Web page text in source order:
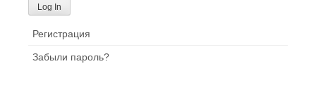
Регистрация
Забыли пароль?